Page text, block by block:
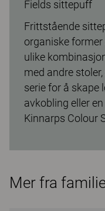
Fields sittepuff
Frittstående
organiske
ulike
med andre
serie for å skape
avkobling eller
Kinnarps Colour
Mer fra